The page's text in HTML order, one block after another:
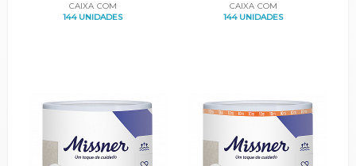
CAIXA COM
144 UNIDADES
CAIXA COM
144 UNIDADES